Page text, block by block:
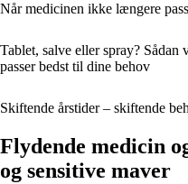
Når medicinen ikke længere
Tablet, salve eller spray?
passer bedst til dine behov
Skiftende årstider – skiftende
Flydende medicin
og sensitive maver